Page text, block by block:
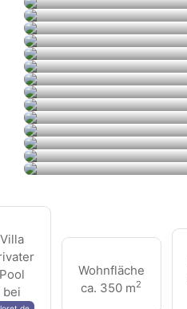
Villa
Pool
bei
Wohnfläche
ca. 350 m2